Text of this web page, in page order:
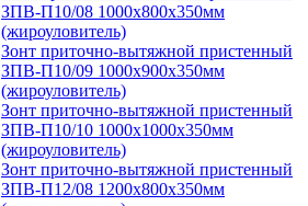
ЗПВ-П10/08 1000х800х350мм
(жироуловитель)
Зонт приточно-вытяжной пристенный
ЗПВ-П10/09 1000х900х350мм
(жироуловитель)
Зонт приточно-вытяжной пристенный
ЗПВ-П10/10 1000х1000х350мм
(жироуловитель)
Зонт приточно-вытяжной пристенный
ЗПВ-П12/08 1200х800х350мм